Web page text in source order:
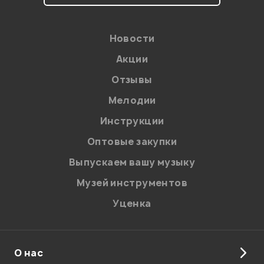
на обработку персональных данных в
Политикой в отношении обработки
персональных данных.
Введите проверочное число:
Отправить
Новости
Акции
Отзывы
Мелодии
Инструкции
Оптовые закупки
Выпускаем вашу музыку
Музей инструментов
Уценка
О нас